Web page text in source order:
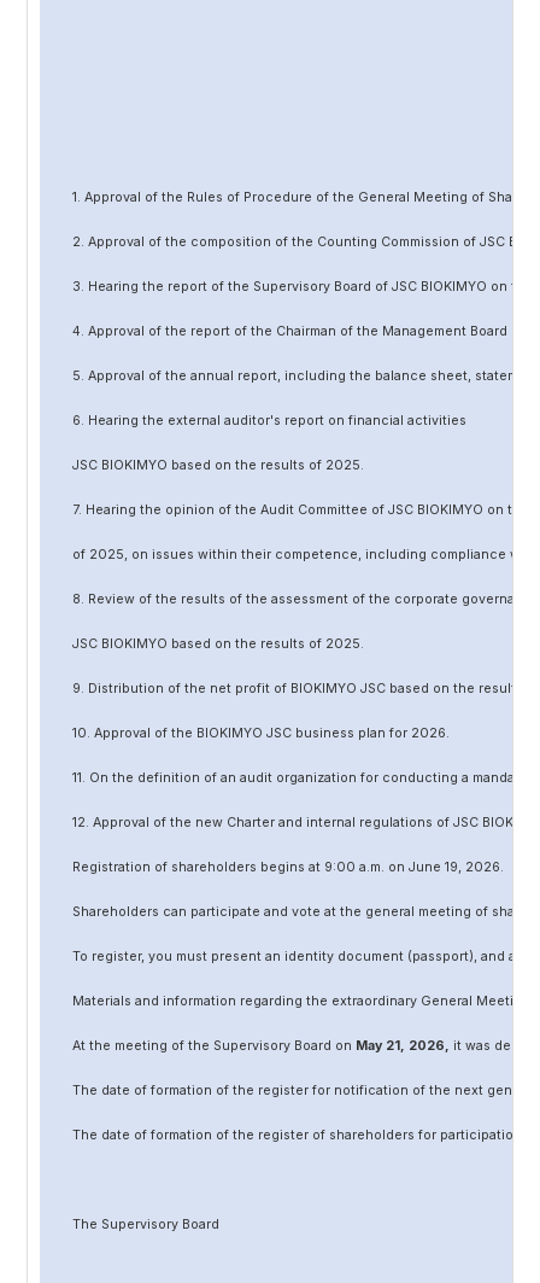
1. Approval of the Rules of Procedure of the General Meeting of
2. Approval of the composition of the Counting Commission of JSC
3. Hearing the report of the Supervisory Board of JSC BIOKIMYO on
4. Approval of the report of the Chairman of the Management Board
5. Approval of the annual report, including the balance sheet,
6. Hearing the external auditor's report on financial activities
JSC BIOKIMYO based on the results of 2025.
7. Hearing the opinion of the Audit Committee of JSC BIOKIMYO on the
of 2025, on issues within their competence, including compliance
8. Review of the results of the assessment of the corporate
JSC BIOKIMYO based on the results of 2025.
9. Distribution of the net profit of BIOKIMYO JSC based on the results
10. Approval of the BIOKIMYO JSC business plan for 2026.
11. On the definition of an audit organization for conducting a
12. Approval of the new Charter and internal regulations of JSC
Registration of shareholders begins at 9:00 a.m. on June 19, 2026.
Shareholders can participate and vote at the general meeting of
To register, you must present an identity document (passport), and a
Materials and information regarding the extraordinary General
At the meeting of the Supervisory Board on May21, 2026, it was
The date of formation of the register for notification of the next
The date of formation of the register of shareholders for participation
The Supervisory Board